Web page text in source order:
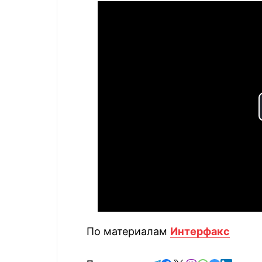
По материалам Интерфакс